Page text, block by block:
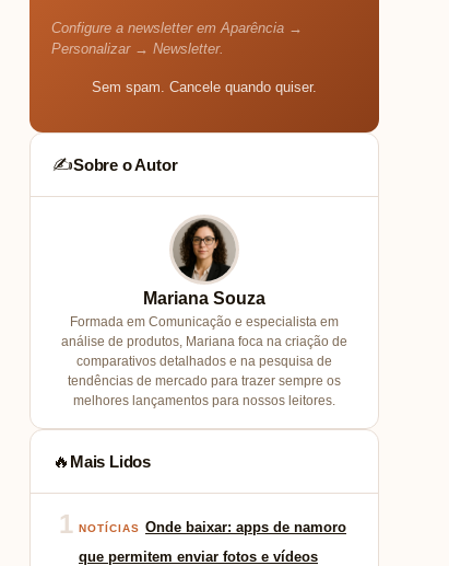
Configure a newsletter em Aparência →
Personalizar → Newsletter.
Sem spam. Cancele quando quiser.
✍️Sobre o Autor
Mariana Souza
Formada em Comunicação e especialista em
análise de produtos, Mariana foca na criação de
comparativos detalhados e na pesquisa de
tendências de mercado para trazer sempre os
melhores lançamentos para nossos leitores.
🔥 Mais Lidos
1 NOTÍCIAS Onde baixar: apps de namoro
que permitem enviar fotos e vídeos